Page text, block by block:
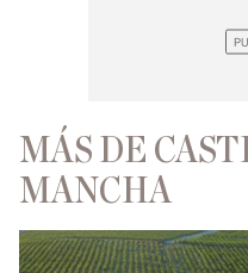
MÁS DE
MANCHA